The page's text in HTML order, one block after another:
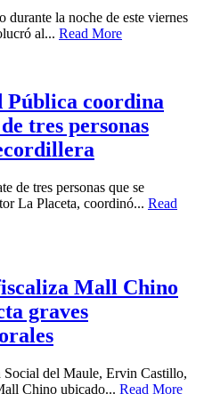
durante la noche de este viernes
al... Read More
Pública coordina
tres personas
de tres personas que se
La Placeta, coordinó... Read
Mall Chino
graves
del Maule, Ervin Castillo,
Chino ubicado... Read More